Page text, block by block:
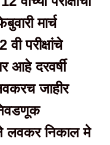
मार्च
परीक्षांचे
आहे दरवर्षी
जाहीर
लवकर निकाल मे